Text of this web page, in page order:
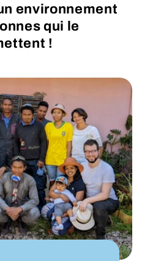
environnement
qui le
!